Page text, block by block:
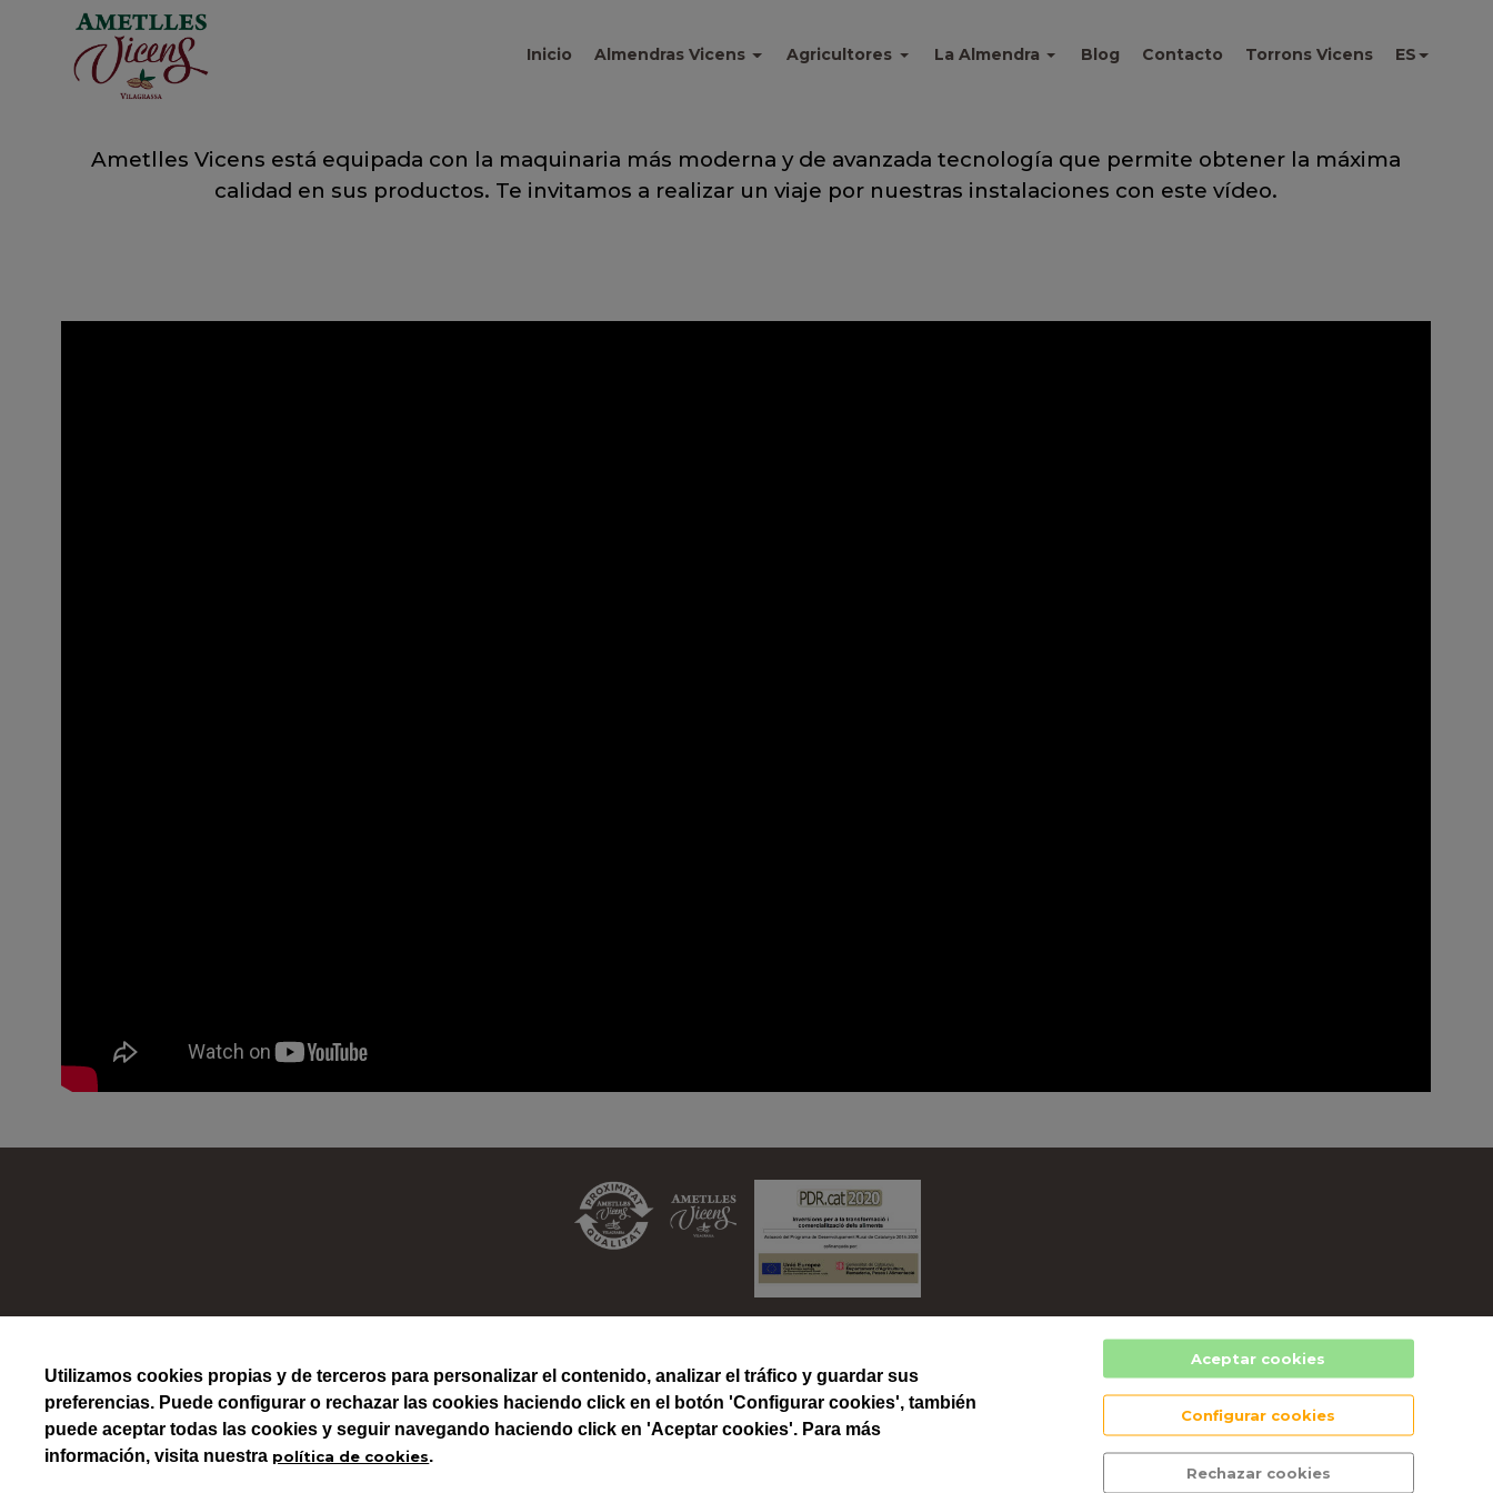
Inicio Almendras Vicens Agricultores La Almendra Blog Contacto Torrons Vicens ES
Ametlles Vicens está equipada con la maquinaria más moderna y de avanzada tecnología que permite obtener la máxima
calidad en sus productos. Te invitamos a realizar un viaje por nuestras instalaciones con este vídeo.
Telefono: +34 973 501 604 | Email:ametlles@vicens.com
Utilizamoscookies propias y de terceros para personalizar el contenido, analizar el tráfico y guardar sus
preferencias. Puede configurar o rechazar las cookies haciendo click en el botón 'Configurar cookies', también
puede aceptar todas las cookies y seguir navegando haciendo click en 'Aceptar cookies'. Para más
información, visita nuestra política de cookies.
Aceptar cookies
Configurar cookies
Rechazar cookies